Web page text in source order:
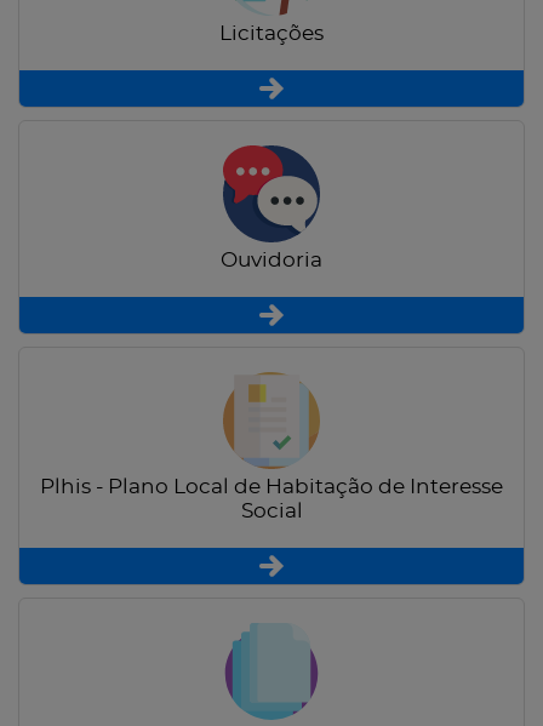
Licitações
Ouvidoria
Plhis - Plano Local de Habitação de Interesse
Social